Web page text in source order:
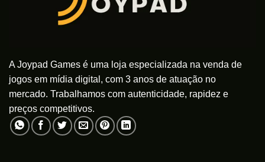
A Joypad Games é uma loja especializada na venda de
jogos em mídia digital, com 3 anos de atuação no
mercado. Trabalhamos com autenticidade, rapidez e
preços competitivos.